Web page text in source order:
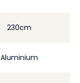
230cm
Aluminium